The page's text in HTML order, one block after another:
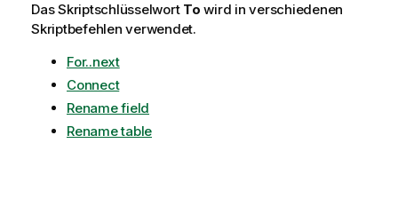
Das Skriptschlüsselwort To wird in verschiedenen
Skriptbefehlen verwendet.
For..next
Connect
Rename field
Rename table